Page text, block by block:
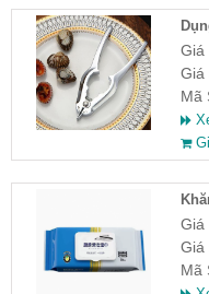
Giá
Giá
Mã
HĐ )
Giá
Giá
Mã